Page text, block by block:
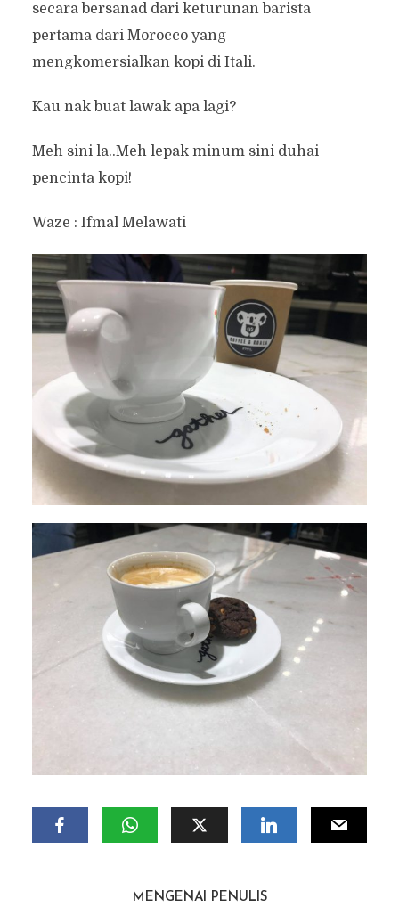
secara bersanad dari keturunan barista
pertama dari Morocco yang
mengkomersialkan kopi di Itali.
Kau nak buat lawak apa lagi?
Meh sini la..Meh lepak minum sini duhai
pencinta kopi!
Waze : Ifmal Melawati
MENGENAI PENULIS